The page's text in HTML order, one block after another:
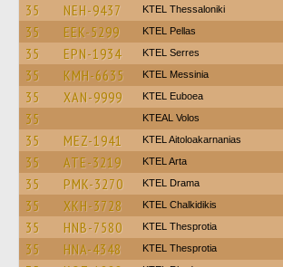
35 NEH-9437 KTEL Thessaloniki
35 EEK-5299 KTEL Pellas
35 EPN-1934 KTEL Serres
35 KMH-6635 KTEL Messinia
35 XAN-9999 ΚΤΕL Euboea
35 KTEAL Volos
35 MEZ-1941 KTEL Aitoloakarnanias
35 ATE-3219 KTEL Arta
35 PMK-3270 KTEL Drama
35 XKH-3728 ΚΤΕL Chalkidikis
35 HNB-7580 KTEL Thesprotia
35 HNA-4348 KTEL Thesprotia